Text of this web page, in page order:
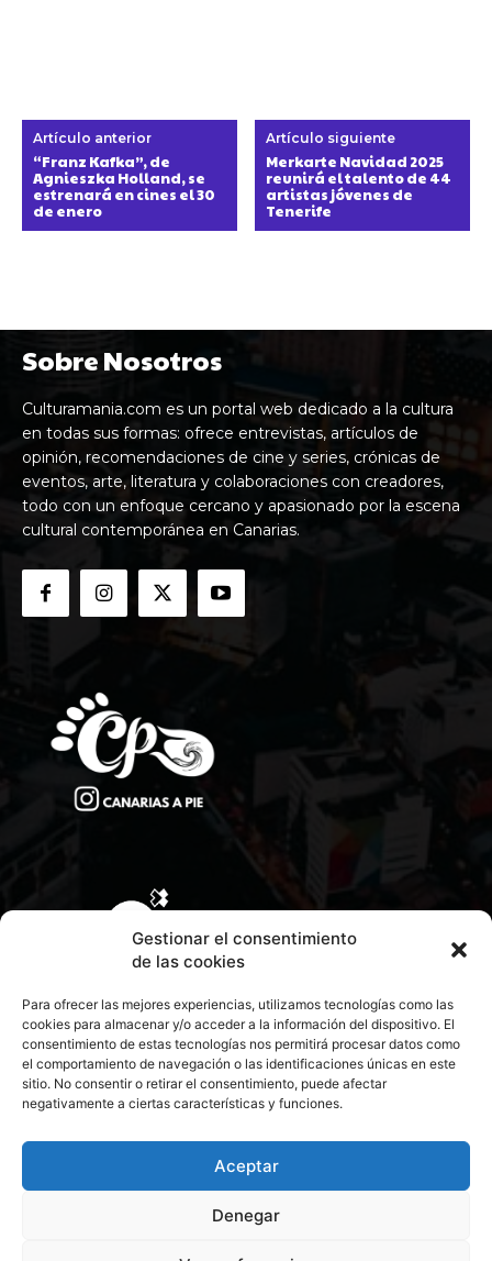
Gestionar el consentimiento
de las cookies
Para ofrecer las mejores experiencias, utilizamos tecnologías como las
cookies para almacenar y/o acceder a la información del dispositivo. El
consentimiento de estas tecnologías nos permitirá procesar datos como
el comportamiento de navegación o las identificaciones únicas en este
sitio. No consentir o retirar el consentimiento, puede afectar
negativamente a ciertas características y funciones.
Aceptar
Denegar
Artículo anterior
“Franz Kafka”, de
Agnieszka Holland, se
estrenará en cines el 30
de enero
Artículo siguiente
Merkarte Navidad 2025
reunirá el talento de 44
artistas jóvenes de
Tenerife
Sobre Nosotros
Culturamania.com es un portal web dedicado a la cultura
en todas sus formas: ofrece entrevistas, artículos de
opinión, recomendaciones de cine y series, crónicas de
eventos, arte, literatura y colaboraciones con creadores,
todo con un enfoque cercano y apasionado por la escena
cultural contemporánea en Canarias.
CONTACTA CON NOSOTROS